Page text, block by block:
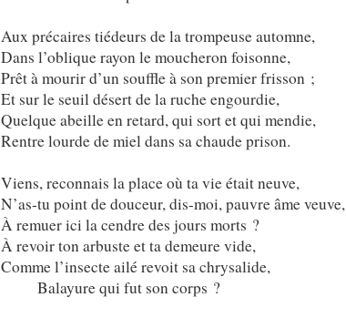
Aux précaires tiédeurs de la trompeuse automne,
Dans l’oblique rayon le moucheron foisonne,
Prêt à mourir d’un souffle à son premier frisson ;
Et sur le seuil désert de la ruche engourdie,
Quelque abeille en retard, qui sort et qui mendie,
Rentre lourde de miel dans sa chaude prison.
Viens, reconnais la place où ta vie était neuve,
N’as-tu point de douceur, dis-moi, pauvre âme veuve,
À remuer ici la cendre des jours morts ?
À revoir ton arbuste et ta demeure vide,
Comme l’insecte ailé revoit sa chrysalide,
Balayure qui fut son corps ?